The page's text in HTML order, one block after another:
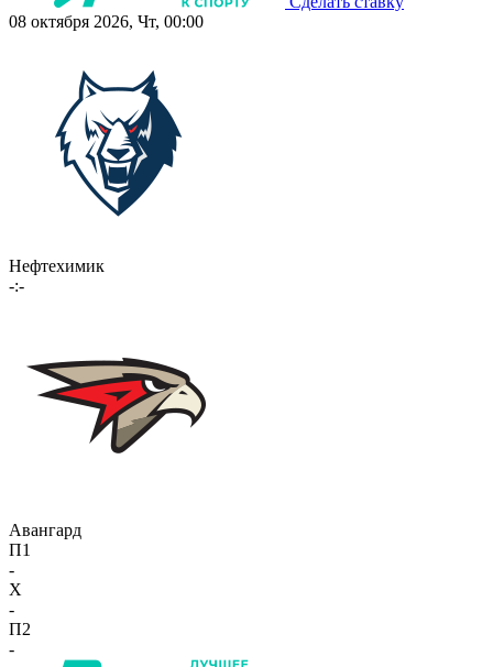
08 октября 2026, Чт, 00:00
Нефтехимик
-:-
Авангард
П1
-
X
-
П2
-